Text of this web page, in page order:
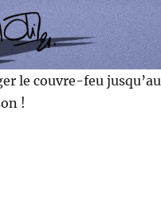
le couvre-feu jusqu’au
!